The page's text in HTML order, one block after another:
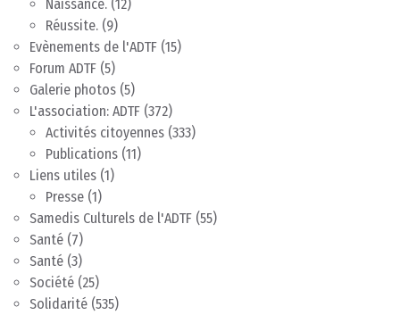
Naissance. (12)
Réussite. (9)
Evènements de l'ADTF (15)
Forum ADTF (5)
Galerie photos (5)
L'association: ADTF (372)
Activités citoyennes (333)
Publications (11)
Liens utiles (1)
Presse (1)
Samedis Culturels de l'ADTF (55)
Santé (7)
Santé (3)
Société (25)
Solidarité (535)